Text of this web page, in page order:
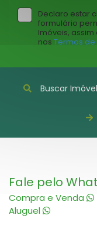
Declaro estar
formulário
Imóveis,
nos Termos de
Buscar Imóvel
Fale pelo
Compra e Venda
Aluguel